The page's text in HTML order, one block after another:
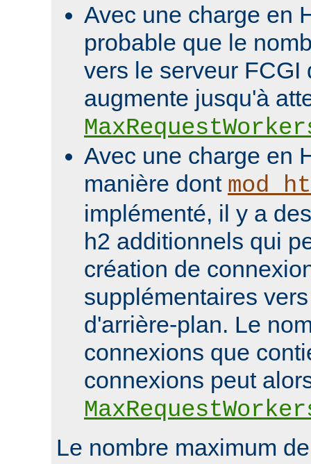
Avec une charge en
probable que le
vers le serveur FCGI
augmente jusqu'à
Avec une charge en
manière dont
implémenté, il y a
h2 additionnels qui
création de
supplémentaires
d'arrière-plan. Le
connexions que
connexions peut
Le nombre maximum